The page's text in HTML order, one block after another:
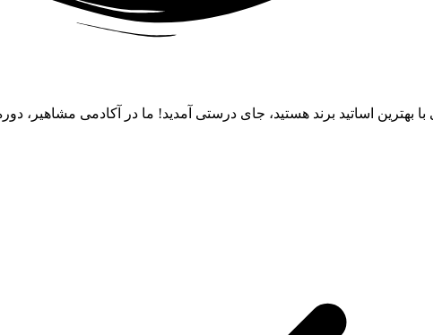
بهترین اساتید برند هستید، جای درستی آمدید! ما در آکادمی مشاهیر،